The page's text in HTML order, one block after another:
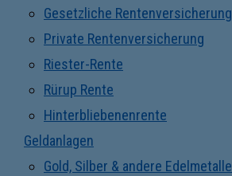
Gesetzliche Rentenversicherung
Private Rentenversicherung
Riester-Rente
Rürup Rente
Hinterbliebenenrente
Geldanlagen
Gold, Silber & andere Edelmetalle